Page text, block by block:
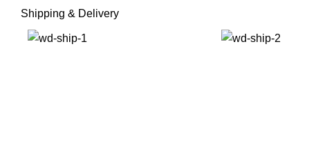
Shipping & Delivery